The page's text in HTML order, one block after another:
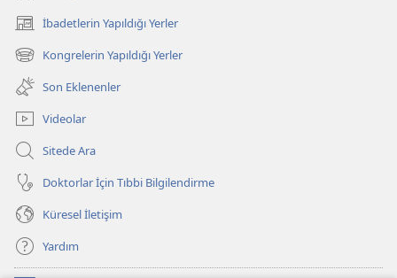
İbadetlerin Yapıldığı Yerler
(yeni
pencere
açar)
Kongrelerin Yapıldığı Yerler
(yeni
pencere
açar)
Son Eklenenler
Videolar
Sitede Ara
Doktorlar İçin Tıbbi Bilgilendirme
Küresel İletişim
Yardım